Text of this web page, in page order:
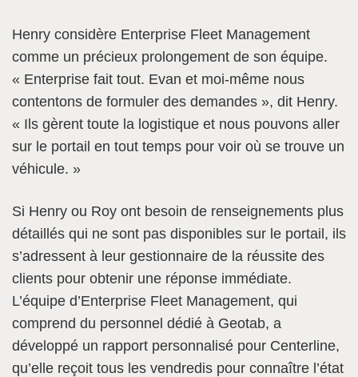
Henry considère Enterprise Fleet Management
comme un précieux prolongement de son équipe.
« Enterprise fait tout. Evan et moi-même nous
contentons de formuler des demandes », dit Henry.
« Ils gèrent toute la logistique et nous pouvons aller
sur le portail en tout temps pour voir où se trouve un
véhicule. »
Si Henry ou Roy ont besoin de renseignements plus
détaillés qui ne sont pas disponibles sur le portail, ils
s’adressent à leur gestionnaire de la réussite des
clients pour obtenir une réponse immédiate.
L’équipe d’Enterprise Fleet Management, qui
comprend du personnel dédié à Geotab, a
développé un rapport personnalisé pour Centerline,
qu’elle reçoit tous les vendredis pour connaître l’état